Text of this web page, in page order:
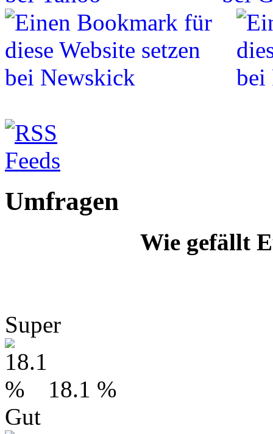
Umfragen
Wie gefällt
Super
18.1 %
Gut